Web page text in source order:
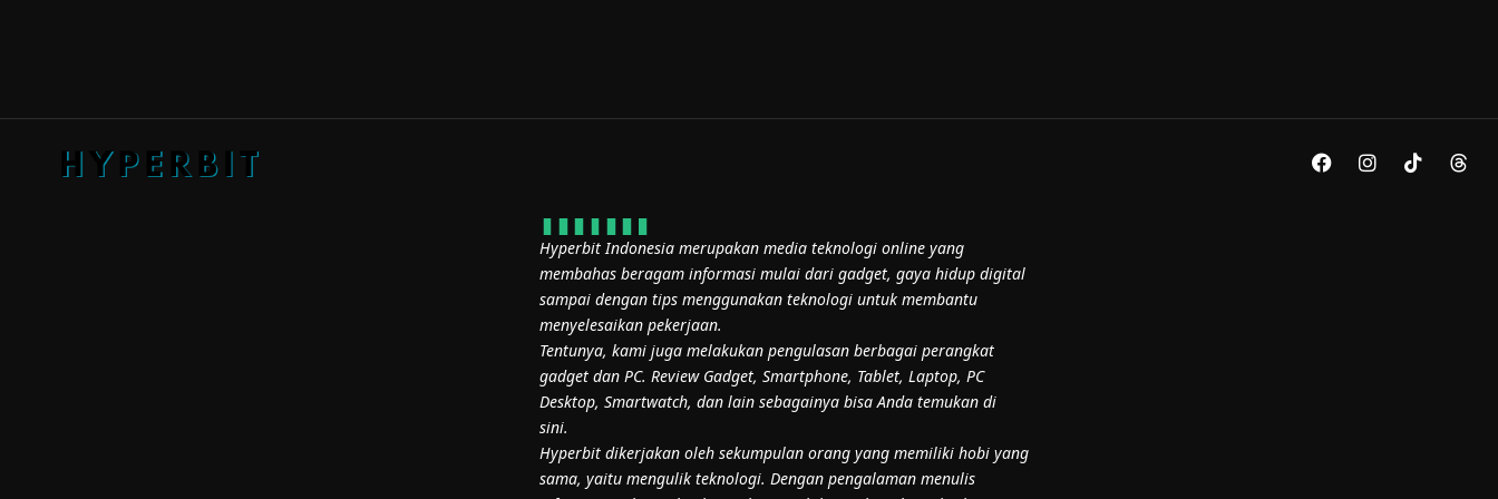
Hyperbit Indonesia merupakan media teknologi online yang
membahas beragam informasi mulai dari gadget, gaya hidup digital
sampai dengan tips menggunakan teknologi untuk membantu
menyelesaikan pekerjaan.
Tentunya, kami juga melakukan pengulasan berbagai perangkat
gadget dan PC. Review Gadget, Smartphone, Tablet, Laptop, PC
Desktop, Smartwatch, dan lain sebagainya bisa Anda temukan di
sini.
Hyperbit dikerjakan oleh sekumpulan orang yang memiliki hobi yang
sama, yaitu mengulik teknologi. Dengan pengalaman menulis